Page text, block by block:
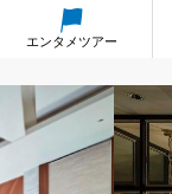
エンタメツアー